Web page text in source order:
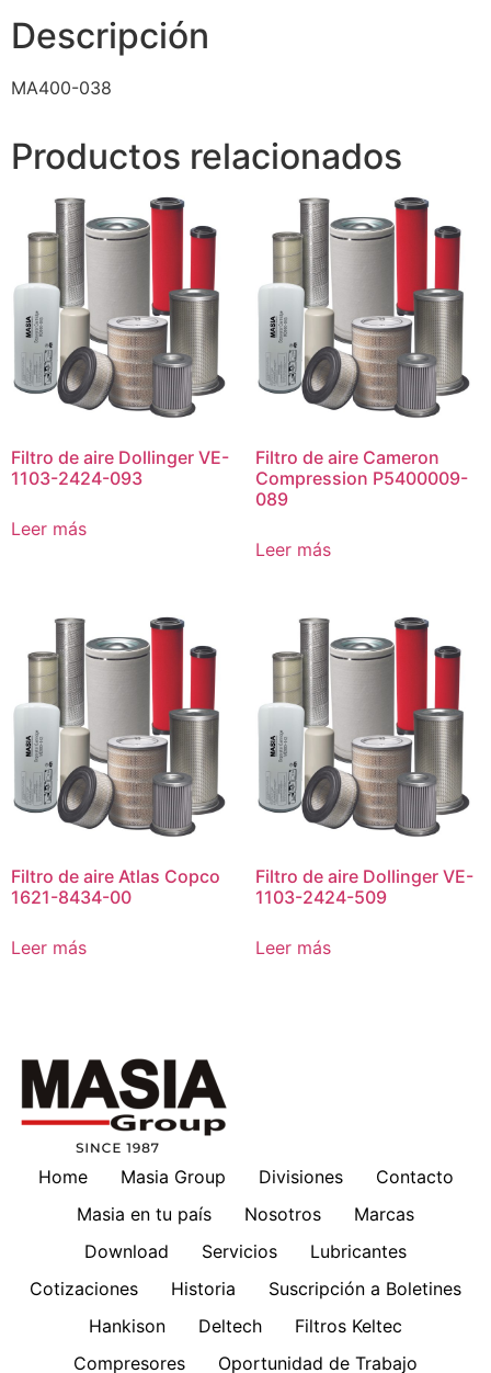
Descripción
MA400-038
Productos relacionados
Filtro de aire Dollinger VE-
1103-2424-093
Leer más
Filtro de aire Cameron
Compression P5400009-
089
Leer más
Filtro de aire Atlas Copco
1621-8434-00
Leer más
Filtro de aire Dollinger VE-
1103-2424-509
Leer más
Home Masia Group Divisiones
Contacto
Masia en tu país
Nosotros
Marcas
Download
Servicios
Lubricantes
Cotizaciones
Historia
Suscripción a Boletines
Hankison
Deltech
Filtros Keltec
Compresores
Oportunidad de Trabajo